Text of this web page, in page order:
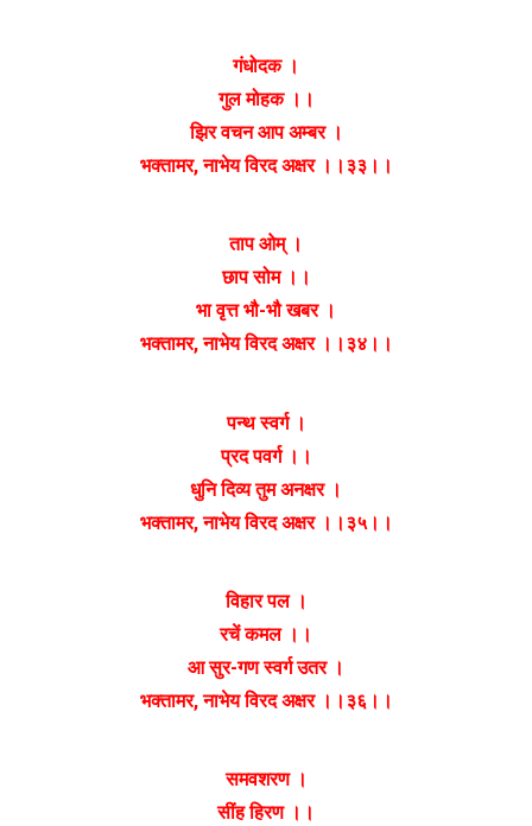
गंधोदक ।
गुल मोहक ।।
झिर वचन आप अम्बर ।
भक्तामर, नाभेय विरद अक्षर ।।३३।।
ताप ओम् ।
छाप सोम ।।
भा वृत्त भौ-भौ खबर ।
भक्तामर, नाभेय विरद अक्षर ।।३४।।
पन्थ स्वर्ग ।
प्रद पवर्ग ।।
धुनि दिव्य तुम अनक्षर ।
भक्तामर, नाभेय विरद अक्षर ।।३५।।
विहार पल ।
रचें कमल ।।
आ सुर-गण स्वर्ग उतर ।
भक्तामर, नाभेय विरद अक्षर ।।३६।।
समवशरण ।
सींह हिरण ।।